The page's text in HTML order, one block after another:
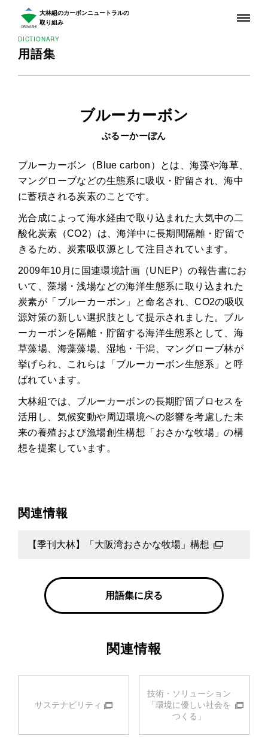
大林組のカーボンニュートラルの
取り組み
ABOUT CARBON NEUTRALITY
カーボンニュートラルとは
PROGRESS
現在までの進捗
NEWS
ニュース
MOVIE
動画で見る
MAGAZINE
マガジン
DICTIONARY
用語集
DICTIONARY
用語集
ブルーカーボン
ぶるーかーぼん
ブルーカーボン（Blue carbon）とは、海藻や海草、
マングローブなどの生態系に吸収・貯留され、海中
に蓄積される炭素のことです。
光合成によって海水経由で取り込まれた大気中の二
酸化炭素（CO2）は、海洋中に長期間隔離・貯留で
きるため、炭素吸収源として注目されています。
2009年10月に国連環境計画（UNEP）の報告書にお
いて、藻場・浅場などの海洋生態系に取り込まれた
炭素が「ブルーカーボン」と命名され、CO2の吸収
源対策の新しい選択肢として提示されました。ブル
ーカーボンを隔離・貯留する海洋生態系として、海
草藻場、海藻藻場、湿地・干潟、マングローブ林が
挙げられ、これらは「ブルーカーボン生態系」と呼
ばれています。
大林組では、ブルーカーボンの長期貯留プロセスを
活用し、気候変動や周辺環境への影響を考慮した未
来の養殖および漁場創生構想「おさかな牧場」の構
想を提案しています。
関連情報
【季刊大林】「大阪湾おさかな牧場」構想
用語集に戻る
関連情報
サステナビリティ
技術・ソリューション
「環境に優しい社会を
つくる」